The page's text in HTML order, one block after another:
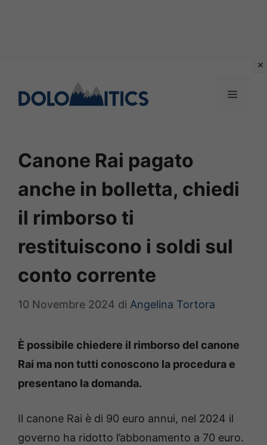
contenuto
MENU
Canone Rai pagato
anche in bolletta, chiedi
il rimborso ti
restituiscono i soldi sul
conto corrente
10 Novembre 2024 di Angelina Tortora
È possibile chiedere il rimborso del canone
Rai ma non tutti conoscono la procedura e
presentano la domanda.
Il canone Rai è di 90 euro annui, nel 2024 il
governo ha ridotto l’abbonamento a 70 euro.